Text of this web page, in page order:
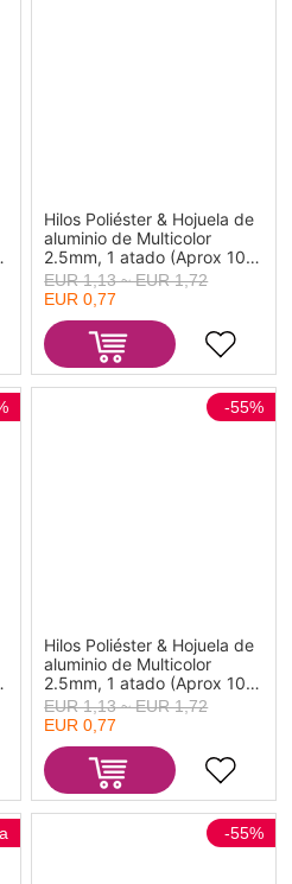
Hilos Poliéster & Hojuela de
aluminio de Multicolor
2.5mm, 1 atado (Aprox 100
M/atados)
EUR 1,13 ~ EUR 1,72
EUR 0,77
Hilos Poliéster & Hojuela de
aluminio de Multicolor
2.5mm, 1 atado (Aprox 100
M/atados)
-55%
EUR 1,13 ~ EUR 1,72
EUR 0,77
-55%